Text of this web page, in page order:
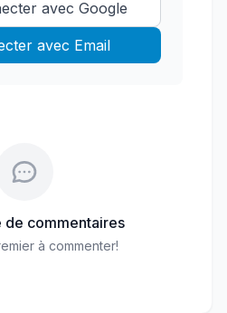
avec Google
avec Email
de commentaires
à commenter!